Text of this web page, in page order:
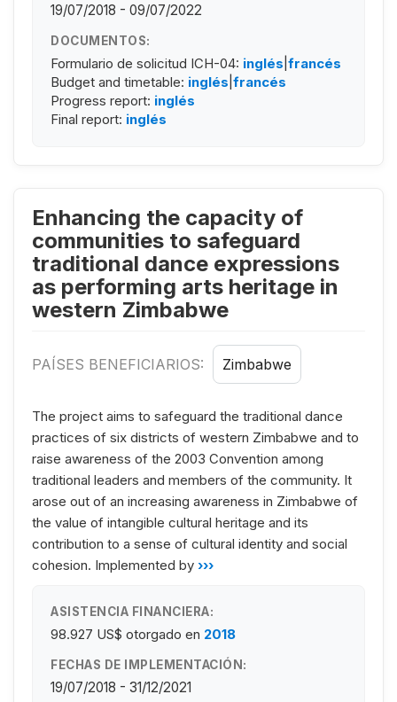
19/07/2018 - 09/07/2022
DOCUMENTOS:
Formulario de solicitud ICH-04: inglés francés
Budget and timetable: inglés francés
Progress report: inglés
Final report: inglés
Enhancing the capacity of
communities to safeguard
traditional dance expressions
as performing arts heritage in
western Zimbabwe
PAÍSES BENEFICIARIOS: Zimbabwe
The project aims to safeguard the traditional dance
practices of six districts of western Zimbabwe and to
raise awareness of the 2003 Convention among
traditional leaders and members of the community. It
arose out of an increasing awareness in Zimbabwe of
the value of intangible cultural heritage and its
contribution to a sense of cultural identity and social
cohesion. Implemented by ›››
ASISTENCIA FINANCIERA:
98.927 US$ otorgado en 2018
FECHAS DE IMPLEMENTACIÓN:
19/07/2018 - 31/12/2021